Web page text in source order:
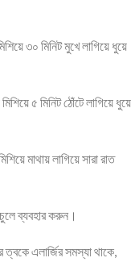
৩০ মিনিট মুখে লাগিয়ে ধুয়ে
৫ মিনিট ঠোঁটে লাগিয়ে ধুয়ে
মাথায় লাগিয়ে সারা রাত
ব্যবহার করুন।
এলার্জির সমস্যা থাকে,